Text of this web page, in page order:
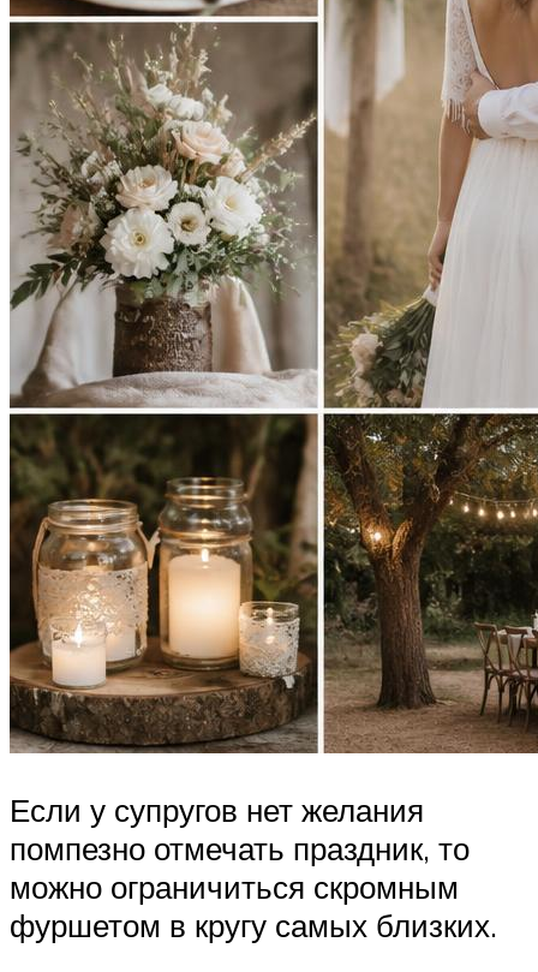
Если у супругов нет желания
помпезно отмечать праздник, то
можно ограничиться скромным
фуршетом в кругу самых близких.